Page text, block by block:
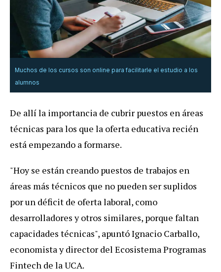
Muchos de los cursos son online para facilitarle el estudio a los
alumnos
De allí la importancia de cubrir puestos en áreas
técnicas para los que la oferta educativa recién
está empezando a formarse.
"Hoy se están creando puestos de trabajos en
áreas más técnicos que no pueden ser suplidos
por un déficit de oferta laboral, como
desarrolladores y otros similares, porque faltan
capacidades técnicas", apuntó Ignacio Carballo,
economista y director del Ecosistema Programas
Fintech de la UCA.